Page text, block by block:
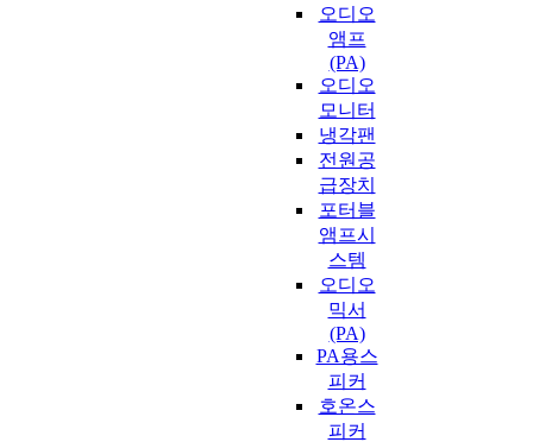
오디오
앰프
(PA)
오디오
모니터
냉각팬
전원공
급장치
포터블
앰프시
스템
오디오
믹서
(PA)
PA용스
피커
호온스
피커